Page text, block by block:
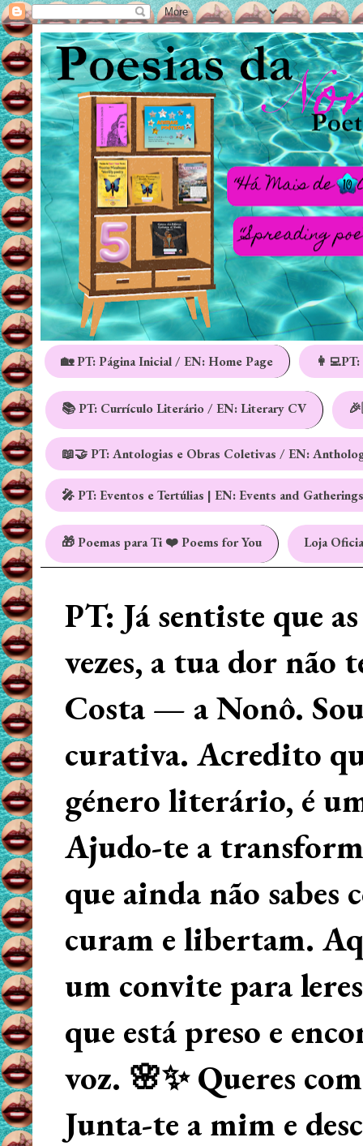
🏡 PT: Página Inicial / EN: Home Page
📚 PT: Currículo Literário / EN: Literary CV
📖🤝 PT: Antologias e Obras Coletivas / EN:
🎤 PT: Eventos e Tertúlias | EN: Events and Gatherings
🎁 Poemas para Ti ❤️ Poems for You Loja
PT: Já sentiste que
vezes, a tua dor não
Costa — a Nonô.
curativa. Acredito
género literário, é
Ajudo-te a
que ainda não
curam e libertam.
um convite para
que está preso e
voz. 🌸✨ Queres
Junta-te a mim e